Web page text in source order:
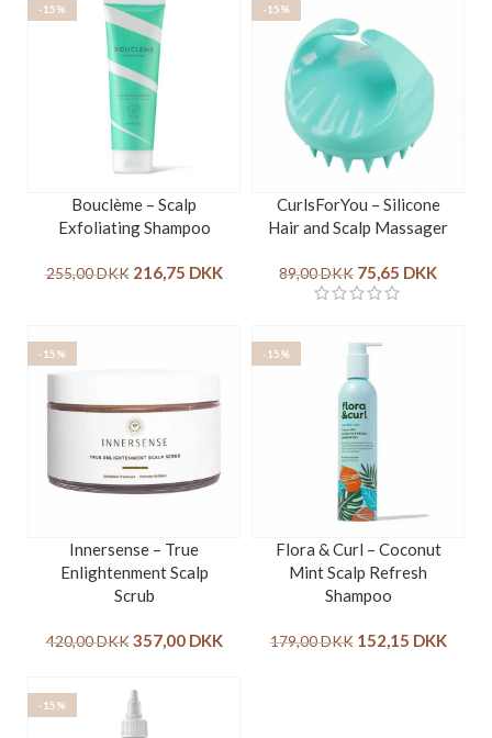
-15%
Bouclème – Scalp
Exfoliating Shampoo
255,00DKK 216,75 DKK
-15%
CurlsForYou – Silicone
Hair and Scalp Massager
89,00DKK 75,65 DKK
-15%
Innersense – True
Enlightenment Scalp
Scrub
420,00DKK 357,00 DKK
-15%
Flora & Curl – Coconut
Mint Scalp Refresh
Shampoo
179,00DKK 152,15 DKK
-15%